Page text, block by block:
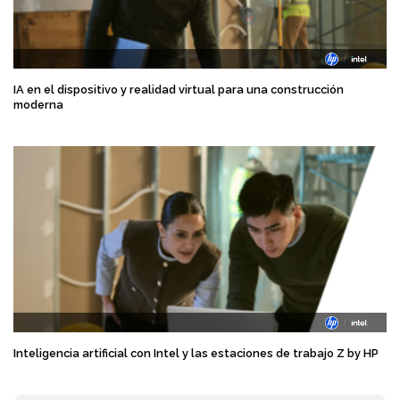
IA en el dispositivo y realidad virtual para una construcción
moderna
Inteligencia artificial con Intel y las estaciones de trabajo Z by HP